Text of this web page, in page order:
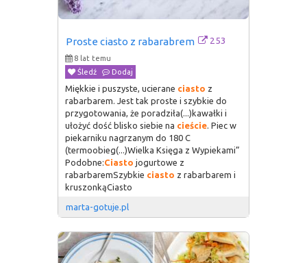
Proste ciasto z rabarabrem 253
8 lat temu
Śledź
Dodaj
Miękkie i puszyste, ucierane ciasto z
rabarbarem. Jest tak proste i szybkie do
przygotowania, że poradziła(...)kawałki i
ułożyć dość blisko siebie na cieście. Piec w
piekarniku nagrzanym do 180 C
(termoobieg(...)Wielka Księga z Wypiekami”
Podobne:Ciasto jogurtowe z
rabarbaremSzybkie ciasto z rabarbarem i
kruszonkąCiasto
marta-gotuje.pl